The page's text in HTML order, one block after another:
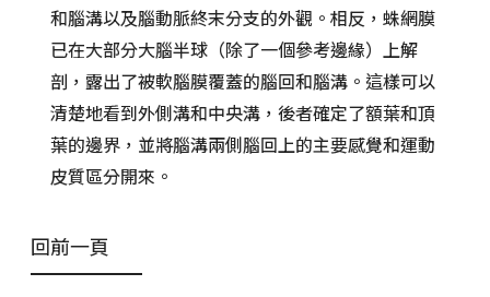
和腦溝以及腦動脈終末分支的外觀。相反，蛛網膜
已在大部分大腦半球（除了一個參考邊緣）上解
剖，露出了被軟腦膜覆蓋的腦回和腦溝。這樣可以
清楚地看到外側溝和中央溝，後者確定了額葉和頂
葉的邊界，並將腦溝兩側腦回上的主要感覺和運動
皮質區分開來。
回前一頁